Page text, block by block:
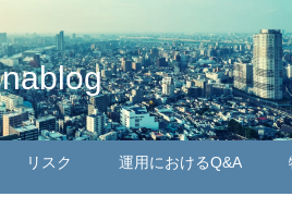
リスク 運用におけるQ&A